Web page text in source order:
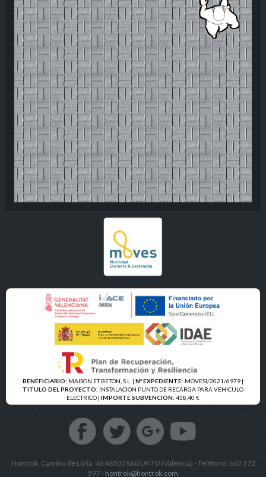
BENEFICIARIO: MAISON ET BETON, S.L | Nº EXPEDIENTE: MOVESI/2021/6979 |
TITULO DEL PROYECTO: INSTALACION PUNTO DE RECARGA PARA VEHICULO
ELECTRICO | IMPORTE SUBVENCION: 458,40 €
Hontrok, Camino de Lliria, 46 46500 SAGUNTO (Valencia) - Teléfono: 663 372
597 - hontrok@hontrok.com